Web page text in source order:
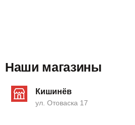
Наши магазины
Кишинёв
ул. Отоваска 17